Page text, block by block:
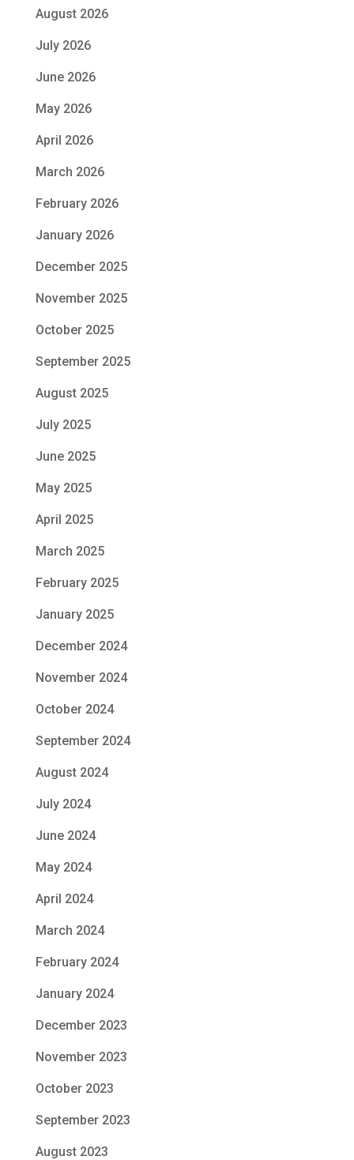
August 2026
July 2026
June 2026
May 2026
April 2026
March 2026
February 2026
January 2026
December 2025
November 2025
October 2025
September 2025
August 2025
July 2025
June 2025
May 2025
April 2025
March 2025
February 2025
January 2025
December 2024
November 2024
October 2024
September 2024
August 2024
July 2024
June 2024
May 2024
April 2024
March 2024
February 2024
January 2024
December 2023
November 2023
October 2023
September 2023
August 2023